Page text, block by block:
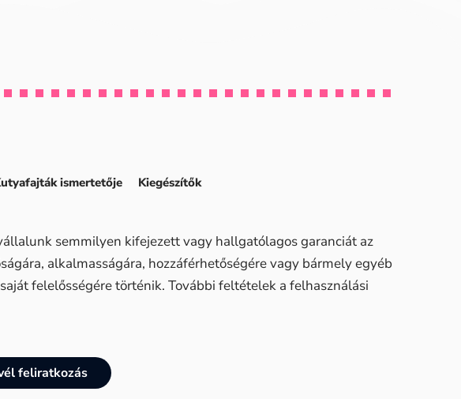
ismertetője Kiegészítők
semmilyen kifejezett vagy hallgatólagos garanciát az
alkalmasságára, hozzáférhetőségére vagy bármely egyéb
felelősségére történik. További feltételek a felhasználási
feliratkozás